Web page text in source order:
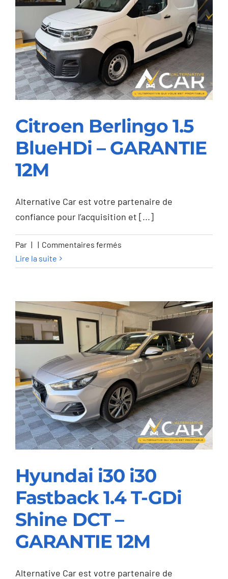
Confort
L2
–
GARANTIE
TOYOTA
2032
Citroen Berlingo 1.5
12M
Citroen Berlingo 1.5
BlueHDi – GARANTIE
12M
Alternative Car est votre partenaire de
confiance pour l’acquisition et [...]
Par | | Commentaires fermés
Berlingo
BlueHDi
–
GARANTIE
12M
Lire la suite
Hyundai i30 i30
Fastback 1.4 T-GDi
Shine DCT –
Hyundai i30 i30
Fastback 1.4 T-GDi
Shine DCT –
GARANTIE 12M
Alternative Car est votre partenaire de